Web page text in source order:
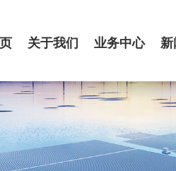
关于我们 业务中心